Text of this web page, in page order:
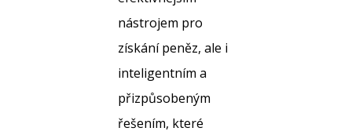
nástrojem pro
získání peněz, ale i
inteligentním a
přizpůsobeným
řešením, které